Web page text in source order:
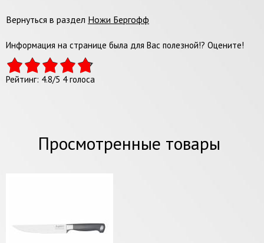
Вернуться в раздел Ножи Бергофф
Информация на странице была для Вас полезной!? Оцените!
Рейтинг: 4.8/5 4голоса
Просмотренные товары